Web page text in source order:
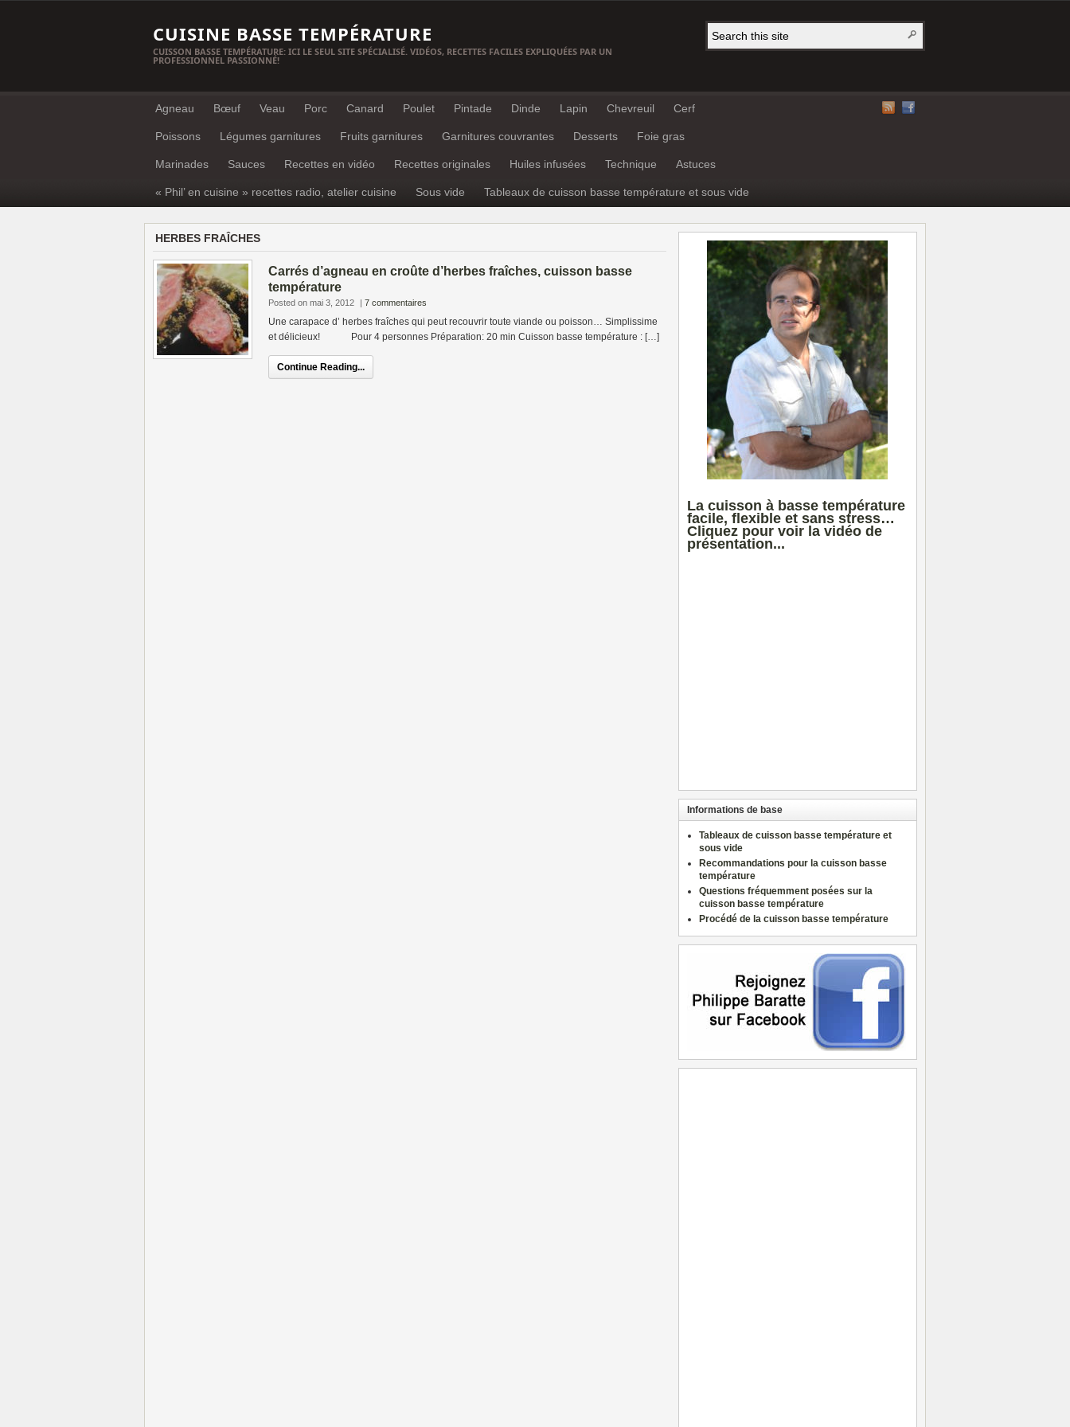
CUISINE BASSE TEMPÉRATURE
CUISSON BASSE TEMPÉRATURE: ICI LE SEUL SITE SPÉCIALISÉ. VIDÉOS, RECETTES FACILES EXPLIQUÉES PAR UN
PROFESSIONNEL PASSIONNÉ!
Agneau Bœuf Veau Porc Canard Poulet Pintade Dinde Lapin Chevreuil Cerf
Poissons Légumes garnitures Fruits garnitures Garnitures couvrantes Desserts Foie gras
Marinades Sauces Recettes en vidéo Recettes originales Huiles infusées Technique Astuces
« Phil’ en cuisine » recettes radio, atelier cuisine Sous vide Tableaux de cuisson basse température et sous vide
HERBES FRAÎCHES
Carrés d’agneau en croûte d’herbes fraîches, cuisson basse
température
Posted on mai 3, 2012 | 7 commentaires
Une carapace d’ herbes fraîches qui peut recouvrir toute viande ou poisson… Simplissime
et délicieux! Pour 4 personnes Préparation: 20 min Cuisson basse température : […]
Continue Reading...
La cuisson à basse température
facile, flexible et sans stress…
Cliquez pour voir la vidéo de
présentation...
Informations de base
Tableaux de cuisson basse température et
sous vide
Recommandations pour la cuisson basse
température
Questions fréquemment posées sur la
cuisson basse température
Procédé de la cuisson basse température